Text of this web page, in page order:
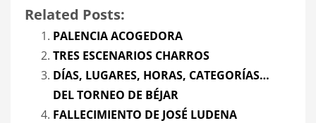
Related Posts:
PALENCIA ACOGEDORA
TRES ESCENARIOS CHARROS
DÍAS, LUGARES, HORAS, CATEGORÍAS…
DEL TORNEO DE BÉJAR
FALLECIMIENTO DE JOSÉ LUDENA